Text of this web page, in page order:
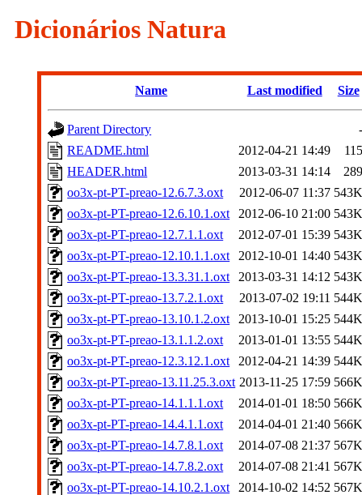
Dicionários Natura
Name Last modified Size
Parent Directory
README.html
2012-04-21 14:49
HEADER.html
2013-03-31 14:14
oo3x-pt-PT-preao-12.6.7.3.oxt
2012-06-07 11:37
oo3x-pt-PT-preao-12.6.10.1.oxt
2012-06-10 21:00
oo3x-pt-PT-preao-12.7.1.1.oxt
2012-07-01 15:39
oo3x-pt-PT-preao-12.10.1.1.oxt
2012-10-01 14:40
oo3x-pt-PT-preao-13.3.31.1.oxt
2013-03-31 14:12
oo3x-pt-PT-preao-13.7.2.1.oxt
2013-07-02 19:11
oo3x-pt-PT-preao-13.10.1.2.oxt
2013-10-01 15:25
oo3x-pt-PT-preao-13.1.1.2.oxt
2013-01-01 13:55
oo3x-pt-PT-preao-12.3.12.1.oxt
2012-04-21 14:39
oo3x-pt-PT-preao-13.11.25.3.oxt 2013-11-25 17:59
oo3x-pt-PT-preao-14.1.1.1.oxt
2014-01-01 18:50
oo3x-pt-PT-preao-14.4.1.1.oxt
2014-04-01 21:40
oo3x-pt-PT-preao-14.7.8.1.oxt
2014-07-08 21:37
oo3x-pt-PT-preao-14.7.8.2.oxt
2014-07-08 21:41
oo3x-pt-PT-preao-14.10.2.1.oxt
2014-10-02 14:52